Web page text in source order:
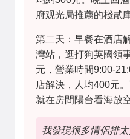
府观光局推薦的棧貳
第二天：早餐在酒店
灣站，逛打狗英國領
元，營業時間9:00-
店解決，人均400元
就在房間陽台看海放空
我發現很多情侶排